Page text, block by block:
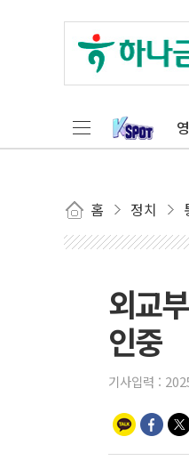
홈 정치
외교
인중
기사입력 :